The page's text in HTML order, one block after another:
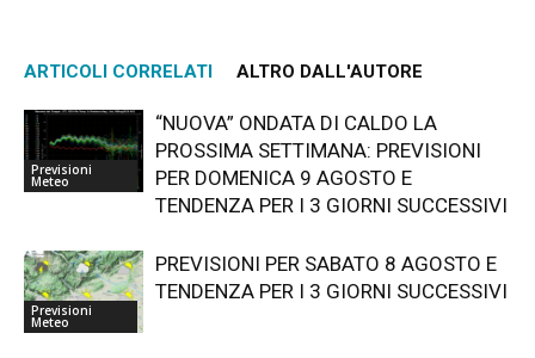
ARTICOLI CORRELATI ALTRO DALL'AUTORE
Previsioni
Meteo
“NUOVA” ONDATA DI CALDO LA
PROSSIMA SETTIMANA: PREVISIONI
PER DOMENICA 9 AGOSTO E
TENDENZA PER I 3 GIORNI SUCCESSIVI
Previsioni
Meteo
PREVISIONI PER SABATO 8 AGOSTO E
TENDENZA PER I 3 GIORNI SUCCESSIVI